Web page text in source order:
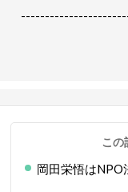
この
岡田栄悟はNPO